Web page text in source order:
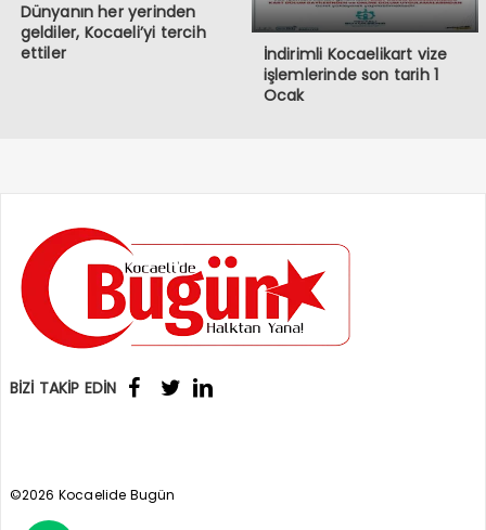
Dünyanın her yerinden
geldiler, Kocaeli’yi tercih
ettiler
İndirimli Kocaelikart vize
işlemlerinde son tarih 1
Ocak
BİZİ TAKİP EDİN
©2026 Kocaelide Bugün